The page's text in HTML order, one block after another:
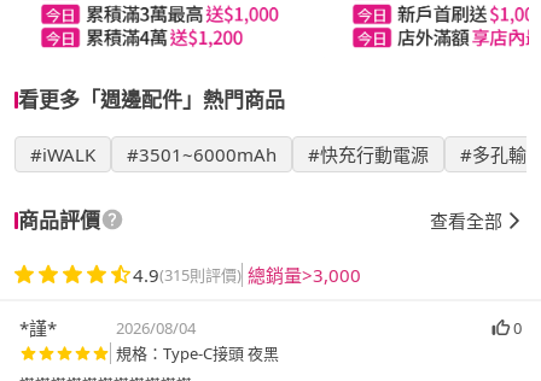
看更多「週邊配件」熱門商品
#iWALK #3501~6000mAh #快充行動電源 #多孔輸
商品評價 查看全部
4.9(315則評價) 總銷量>3,000
*謹* 2026/08/04
0
規格：Type-C接頭 夜黑